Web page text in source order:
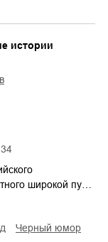
истории
широкой пу…
черный юмор